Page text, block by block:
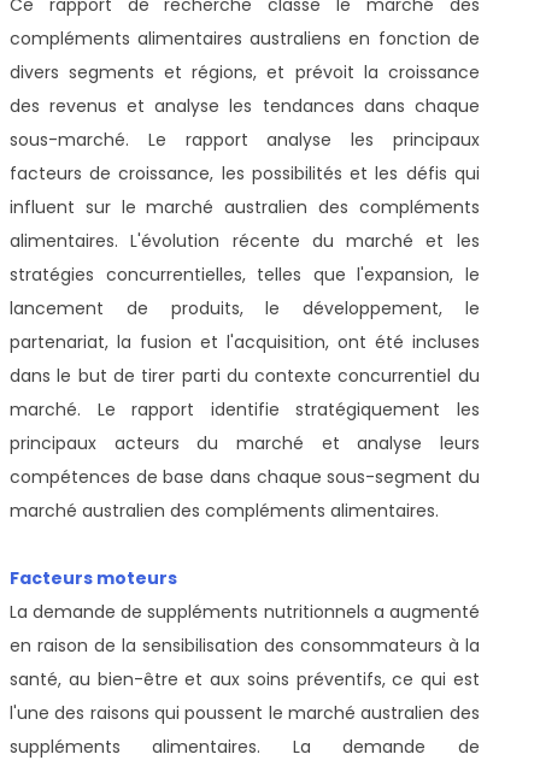
compléments alimentaires australiens en fonction de
divers segments et régions, et prévoit la croissance
des revenus et analyse les tendances dans chaque
sous-marché. Le rapport analyse les principaux
facteurs de croissance, les possibilités et les défis qui
influent sur le marché australien des compléments
alimentaires. L'évolution récente du marché et les
stratégies concurrentielles, telles que l'expansion, le
lancement de produits, le développement, le
partenariat, la fusion et l'acquisition, ont été incluses
dans le but de tirer parti du contexte concurrentiel du
marché. Le rapport identifie stratégiquement les
principaux acteurs du marché et analyse leurs
compétences de base dans chaque sous-segment du
marché australien des compléments alimentaires.
Facteurs moteurs
La demande de suppléments nutritionnels a augmenté
en raison de la sensibilisation des consommateurs à la
santé, au bien-être et aux soins préventifs, ce qui est
l'une des raisons qui poussent le marché australien des
suppléments alimentaires. La demande de